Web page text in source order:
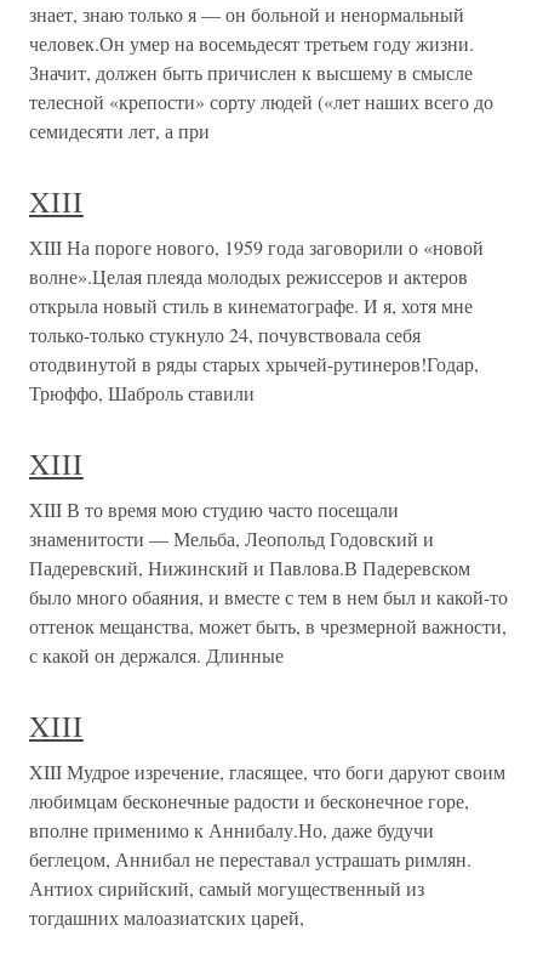
знает, знаю только я — он больной и ненормальный
человек.Он умер на восемьдесят третьем году жизни.
Значит, должен быть причислен к высшему в смысле
телесной «крепости» сорту людей («лет наших всего до
семидесяти лет, а при
XIII
XIII На пороге нового, 1959 года заговорили о «новой
волне».Целая плеяда молодых режиссеров и актеров
открыла новый стиль в кинематографе. И я, хотя мне
только-только стукнуло 24, почувствовала себя
отодвинутой в ряды старых хрычей-рутинеров!Годар,
Трюффо, Шаброль ставили
XIII
XIII В то время мою студию часто посещали
знаменитости — Мельба, Леопольд Годовский и
Падеревский, Нижинский и Павлова.В Падеревском
было много обаяния, и вместе с тем в нем был и какой-то
оттенок мещанства, может быть, в чрезмерной важности,
с какой он держался. Длинные
XIII
XIII Мудрое изречение, гласящее, что боги даруют своим
любимцам бесконечные радости и бесконечное горе,
вполне применимо к Аннибалу.Но, даже будучи
беглецом, Аннибал не переставал устрашать римлян.
Антиох сирийский, самый могущественный из
тогдашних малоазиатских царей,